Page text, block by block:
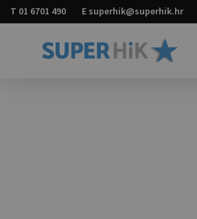
T 01 6701 490 E superhik@superhik.hr